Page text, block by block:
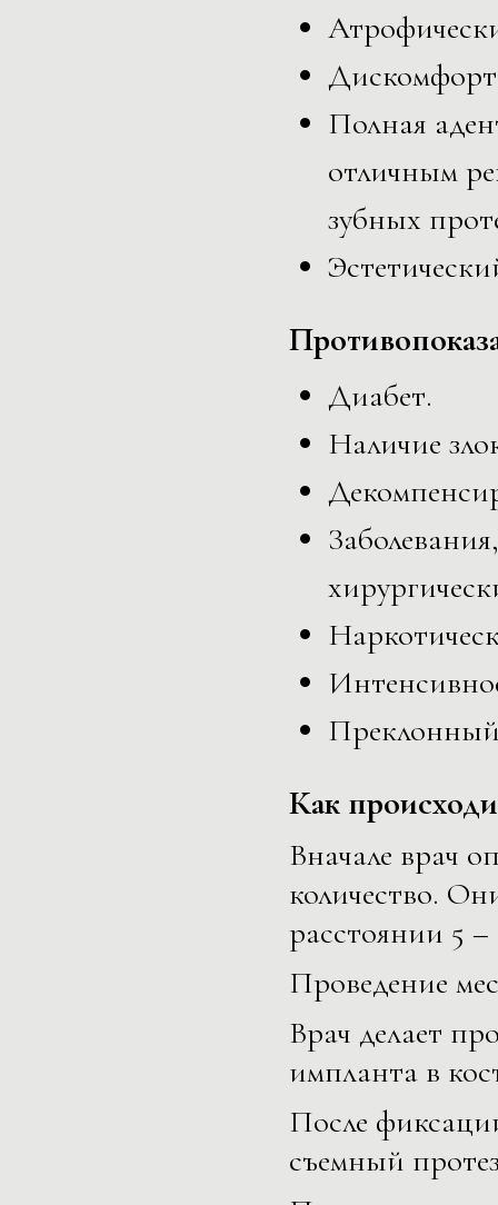
Полная
отличным
зубных
Диабет.
Наличие
Преклонный
Как
Вначале врач
количество.
расстоянии 5
Проведение
Врач делает
импланта в
После
съемный